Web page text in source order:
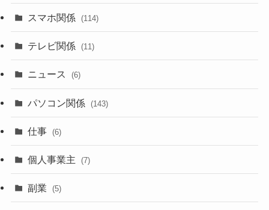
スマホ関係 (114)
テレビ関係 (11)
ニュース (6)
パソコン関係 (143)
仕事 (6)
個人事業主 (7)
副業 (5)